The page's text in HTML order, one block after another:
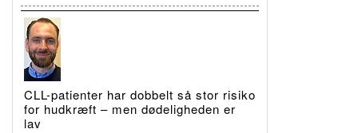
CLL-patienter har dobbelt så stor risiko
for hudkræft – men dødeligheden er
lav